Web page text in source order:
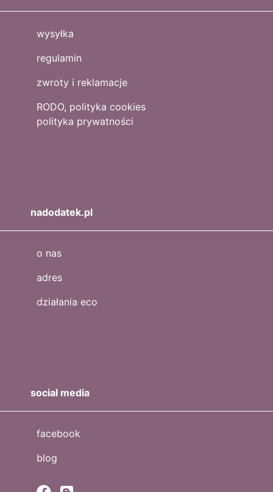
wysyłka
regulamin
zwroty i reklamacje
RODO, polityka cookies
polityka prywatności
nadodatek.pl
o nas
adres
działania eco
social media
facebook
blog